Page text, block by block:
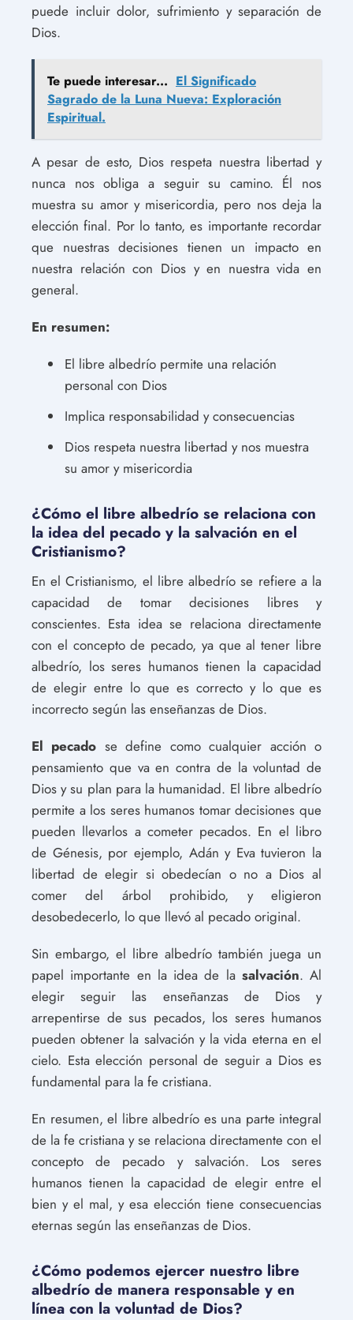
puede incluir dolor, sufrimiento y separación de
Dios.
Te puede interesar... El Significado
Sagrado de la Luna Nueva: Exploración
Espiritual.
A pesar de esto, Dios respeta nuestra libertad y
nunca nos obliga a seguir su camino. Él nos
muestra su amor y misericordia, pero nos deja la
elección final. Por lo tanto, es importante recordar
que nuestras decisiones tienen un impacto en
nuestra relación con Dios y en nuestra vida en
general.
En resumen:
El libre albedrío permite una relación
personal con Dios
Implica responsabilidad y consecuencias
Dios respeta nuestra libertad y nos muestra
su amor y misericordia
¿Cómo el libre albedrío se relaciona con
la idea del pecado y la salvación en el
Cristianismo?
En el Cristianismo, el libre albedrío se refiere a la
capacidad de tomar decisiones libres y
conscientes. Esta idea se relaciona directamente
con el concepto de pecado, ya que al tener libre
albedrío, los seres humanos tienen la capacidad
de elegir entre lo que es correcto y lo que es
incorrecto según las enseñanzas de Dios.
El pecado se define como cualquier acción o
pensamiento que va en contra de la voluntad de
Dios y su plan para la humanidad. El libre albedrío
permite a los seres humanos tomar decisiones que
pueden llevarlos a cometer pecados. En el libro
de Génesis, por ejemplo, Adán y Eva tuvieron la
libertad de elegir si obedecían o no a Dios al
comer del árbol prohibido, y eligieron
desobedecerlo, lo que llevó al pecado original.
Sin embargo, el libre albedrío también juega un
papel importante en la idea de la salvación. Al
elegir seguir las enseñanzas de Dios y
arrepentirse de sus pecados, los seres humanos
pueden obtener la salvación y la vida eterna en el
cielo. Esta elección personal de seguir a Dios es
fundamental para la fe cristiana.
En resumen, el libre albedrío es una parte integral
de la fe cristiana y se relaciona directamente con el
concepto de pecado y salvación. Los seres
humanos tienen la capacidad de elegir entre el
bien y el mal, y esa elección tiene consecuencias
eternas según las enseñanzas de Dios.
¿Cómo podemos ejercer nuestro libre
albedrío de manera responsable y en
línea con la voluntad de Dios?